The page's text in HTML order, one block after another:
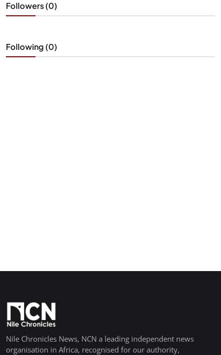
Followers (0)
Following (0)
Nile Chronicles News, NCN a leading independent news
organisation in Africa, recognised for our authority,